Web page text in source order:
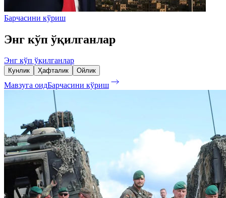
Барчасини кўриш
Энг кўп ўқилганлар
Энг кўп ўқилганлар
Кунлик Ҳафталик Ойлик
Мавзуга оидБарчасини кўриш